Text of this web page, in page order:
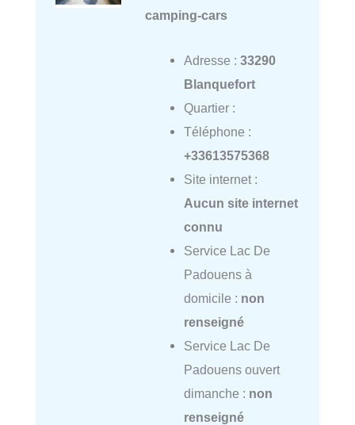
camping-cars
Adresse : 33290
Blanquefort
Quartier :
Téléphone :
+33613575368
Site internet :
Aucun site internet
connu
Service Lac De
Padouens à
domicile : non
renseigné
Service Lac De
Padouens ouvert
dimanche : non
renseigné